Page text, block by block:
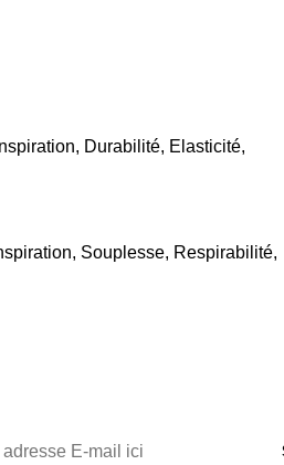
Durabilité, Elasticité,
Souplesse, Respirabilité,